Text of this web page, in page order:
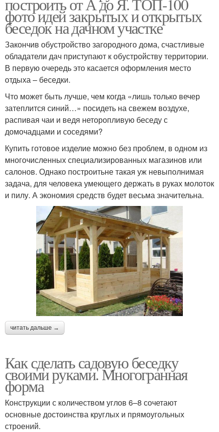
фото идей закрытых и открытых
беседок на дачном участке
Закончив обустройство загородного дома, счастливые
обладатели дач приступают к обустройству территории.
В первую очередь это касается оформления место
отдыха – беседки.
Что может быть лучше, чем когда «лишь только вечер
затеплится синий…» посидеть на свежем воздухе,
распивая чаи и ведя неторопливую беседу с
домочадцами и соседями?
Купить готовое изделие можно без проблем, в одном из
многочисленных специализированных магазинов или
салонов. Однако построитьне такая уж невыполнимая
задача, для человека умеющего держать в руках молоток
и пилу. А экономия средств будет весьма значительна.
читать дальше →
Как сделать садовую беседку
своими руками. Многогранная
форма
Конструкции с количеством углов 6–8 сочетают
основные достоинства круглых и прямоугольных
строений.